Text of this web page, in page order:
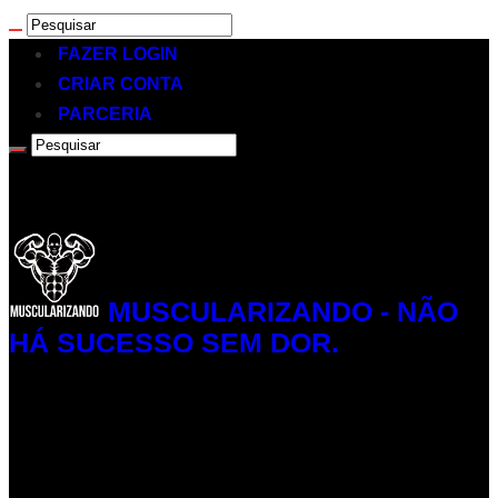
FAZER LOGIN
CRIAR CONTA
PARCERIA
MUSCULARIZANDO - NÃO
HÁ SUCESSO SEM DOR.